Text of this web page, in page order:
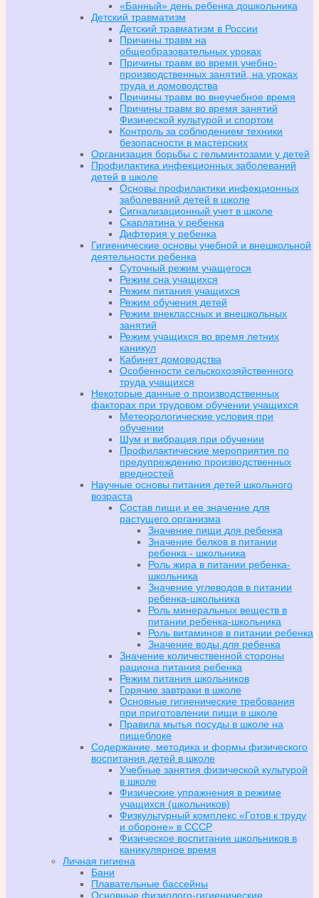
«Банный» день ребенка дошкольника
Детский травматизм
Детский травматизм в России
Причины травм на
общеобразовательных уроках
Причины травм во время учебно-
производственных занятий, на уроках
труда и домоводства
Причины травм во внеучебное время
Причины травм во время занятий
Физической культурой и спортом
Контроль за соблюдением техники
безопасности в мастерских
Организация борьбы с гельминтозами у детей
Профилактика инфекционных заболеваний
детей в школе
Основы профилактики инфекционных
заболеваний детей в школе
Сигнализационный учет в школе
Скарлатина у ребенка
Дифтерия у ребенка
Гигиенические основы учебной и внешкольной
деятельности ребенка
Суточный режим учащегося
Режим сна учащихся
Режим питания учащихся
Режим обучения детей
Режим внеклассных и внешкольных
занятий
Режим учащихся во время летних
каникул
Кабинет домоводства
Особенности сельскохозяйственного
труда учащихся
Некоторые данные о производственных
факторах при трудовом обучении учащихся
Метеорологические условия при
обучении
Шум и вибрация при обучении
Профилактические мероприятия по
предупреждению производственных
вредностей
Научные основы питания детей школьного
возраста
Состав пищи и ее значение для
растущего организма
Значение пищи для ребенка
Значение белков в питании
ребенка - школьника
Роль жира в питании ребенка-
школьника
Значение углеводов в питании
ребенка-школьника
Роль минеральных веществ в
питании ребенка-школьника
Роль витаминов в питании ребенка
Значение воды для ребенка
Значение количественной стороны
рациона питания ребенка
Режим питания школьников
Горячие завтраки в школе
Основные гигиенические требования
при приготовлении пищи в школе
Правила мытья посуды в школе на
пищеблоке
Содержание, методика и формы физического
воспитания детей в школе
Учебные занятия физической культурой
в школе
Физические упражнения в режиме
учащихся (школьников)
Физкультурный комплекс «Готов к труду
и обороне» в СССР
Физическое воспитание школьников в
каникулярное время
Личная гигиена
Бани
Плавательные бассейны
Основные физиолого-гигиенические